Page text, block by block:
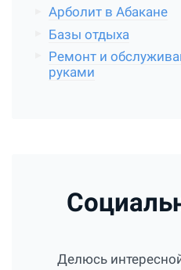
Арболит в Абакане
Базы отдыха
Ремонт и
руками
Делюсь